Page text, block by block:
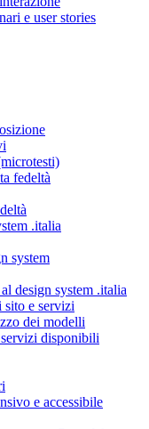
e user stories
fedeltà
.italia
system
design system .italia
sito e servizi
dei modelli
disponibili
e accessibile